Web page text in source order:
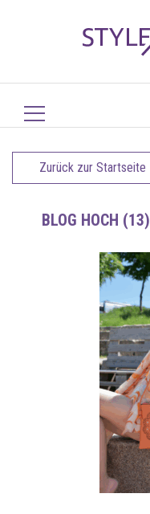
Zurück zur Startseite
BLOG HOCH (13)